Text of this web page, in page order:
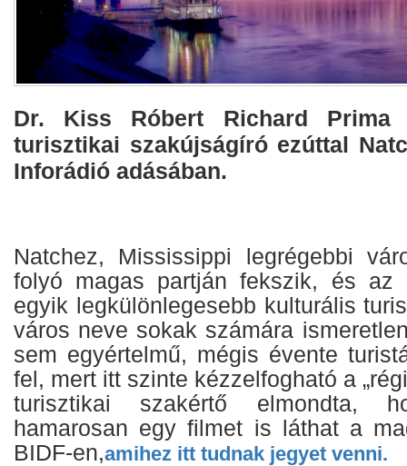
Dr. Kiss Róbert Richard Prima
turisztikai szakújságíró ezúttal
Inforádió adásában.
Natchez, Mississippi legrégebbi
folyó magas partján fekszik, és az
egyik legkülönlegesebb kulturális
város neve sokak számára
sem egyértelmű, mégis évente
fel, mert itt szinte kézzelfogható a
turisztikai szakértő elmondta,
hamarosan egy filmet is láthat a
BIDF-en,amihez itt tudnak jegyet venni.